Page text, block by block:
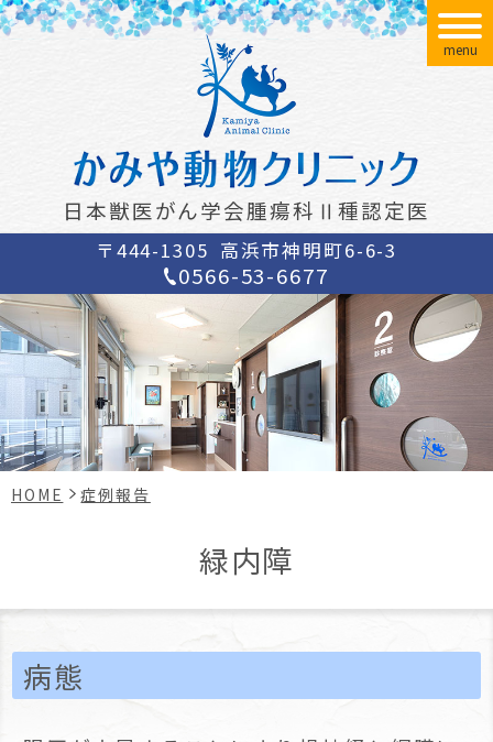
日本獣医がん学会腫瘍科Ⅱ種認定医
〒444-1305 高浜市神明町6-6-3
0566-53-6677
menu
HOME 症例報告
緑内障
病態